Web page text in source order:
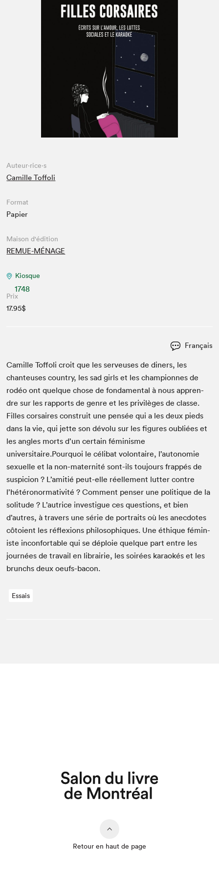
Espace enseignant·e·s
Auteur·rice·s
Camille Toffoli
Format
Papier
Maison d'édition
REMUE-MÉNAGE
Kiosque
1748
Prix
17.95$
Français
Camille Tof­foli croit que les serveuses de din­ers, les
chanteuses coun­try, les sad girls et les cham­pi­onnes de
rodéo ont quelque chose de fon­da­men­tal à nous appren­
dre sur les rap­ports de genre et les priv­ilèges de classe.
Filles cor­saires con­stru­it une pen­sée qui a les deux pieds
dans la vie, qui jette son dévolu sur les fig­ures oubliées et
les angles morts d’un cer­tain fémin­isme
universitaire.Pourquoi le céli­bat volon­taire, l’autonomie
sex­uelle et la non-mater­nité sont-ils tou­jours frap­pés de
sus­pi­cion ? L’amitié peut-elle réelle­ment lut­ter con­tre
l’hétéronormativité ? Com­ment penser une poli­tique de la
soli­tude ? L’autrice inves­tigue ces ques­tions, et bien
d’autres, à tra­vers une série de por­traits où les anec­dotes
côtoient les réflex­ions philosophiques. Une éthique fémin­
iste incon­fort­able qui se déploie quelque part entre les
journées de tra­vail en librairie, les soirées karaokés et les
brunchs deux oeufs-bacon.
Essais
Retour en haut de page